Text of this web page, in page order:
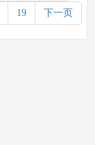
19 下一页